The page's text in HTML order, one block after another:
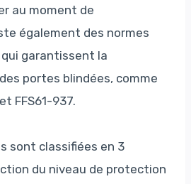
au moment de
également des normes
garantissent la
portes blindées, comme
FFS61-937.
sont classifiées en 3
du niveau de protection